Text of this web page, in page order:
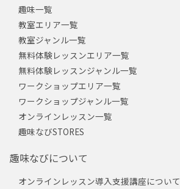
趣味一覧
教室エリア一覧
教室ジャンル一覧
無料体験レッスンエリア一覧
無料体験レッスンジャンル一覧
ワークショップエリア一覧
ワークショップジャンル一覧
オンラインレッスン一覧
趣味なびSTORES
趣味なびについて
オンラインレッスン導入支援講座について